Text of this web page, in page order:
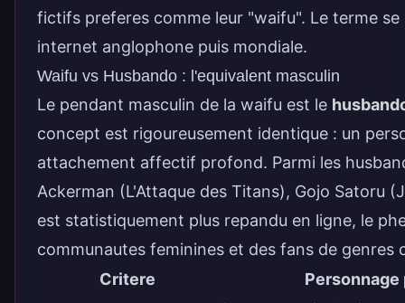
fictifs preferes comme leur "waifu". Le terme
internet anglophone puis mondiale.
Waifu vs Husbando : l'equivalent masculin
Le pendant masculin de la waifu est le
concept est rigoureusement identique : un
attachement affectif profond. Parmi les
Ackerman (L'Attaque des Titans), Gojo Satoru
est statistiquement plus repandu en ligne, le
communautes feminines et des fans de genres
Critere